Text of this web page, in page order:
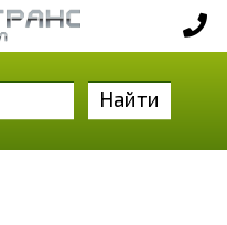
Найти